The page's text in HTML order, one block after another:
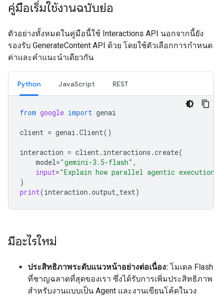
คู่มือเริ่มใช้งานฉบับย่อ
ตัวอย่างทั้งหมดในคู่มือนี้ใช้ Interactions API นอกจากนี้ยัง
รองรับ GenerateContent API ด้วย โดยใช้ตัวเลือกการกำหนด
ค่าและคำแนะนำเดียวกัน
Python JavaScript REST
from google import genai
client = genai .Client()
interaction = client. interactions .create(
model="gemini-3.5-flash" ,
input="Explain how parallel agentic execution
)
print(interaction .output_text)
มีอะไรใหม่
ประสิทธิภาพระดับแนวหน้าอย่างต่อเนื่อง: โมเดล Flash
ที่ชาญฉลาดที่สุดของเรา ซึ่งได้รับการเพิ่มประสิทธิภาพ
สำหรับงานแบบเป็น Agent และงานเขียนโค้ดในวง